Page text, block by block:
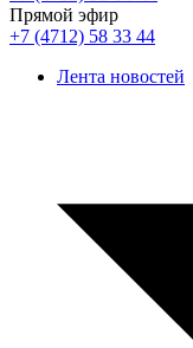
Прямой эфир
+7 (4712) 58 33 44
Лента новостей